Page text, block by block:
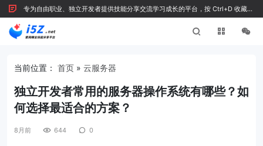
专为自由职业、独立开发者提供技能分享交流学习成长的平台，按 Ctrl+D 收藏我
们
当前位置： 首页 » 云服务器
独立开发者常用的服务器操作系统有哪些？如
何选择最适合的方案？
8月前 644 0